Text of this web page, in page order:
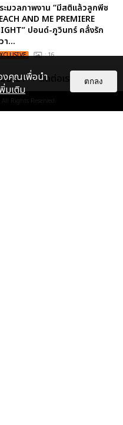
ะมวลภาพงาน “มีสติแล้วลูกพีช
AND ME PREMIERE
ปอนด์-ภูวินทร์ คลั่งรัก
า...
: 16
มีดี มวลสนุก! ประมวลภาพ “ดิว-
เปิดตัวซีรีส์ “MR.KILL มังงะสั่ง
ย” ในงาน “MR.KILL...
ษณา ติดต่อเรา
All Rights Reserved.
งคุณเพื่อนำ
มเติม
ตกลง